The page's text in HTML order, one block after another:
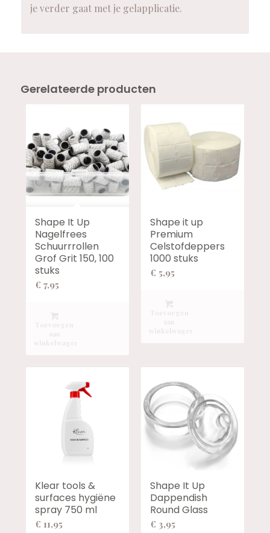
je verder gaat met je gelapplicatie.
Gerelateerde producten
Shape It Up
Nagelfrees
Schuurrrollen
Grof Grit 150, 100
stuks
€ 7,95
Shape it up
Premium
Celstofdeppers
1000 stuks
€ 5,95
Klear tools &
surfaces hygiëne
spray 750 ml
€ 11,95
Shape It Up
Dappendish
Round Glass
€ 3,95